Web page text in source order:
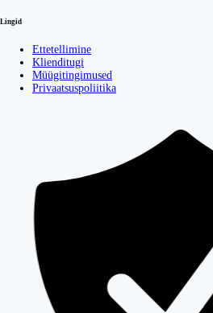
Lingid
Ettetellimine
Klienditugi
Müügitingimused
Privaatsuspoliitika